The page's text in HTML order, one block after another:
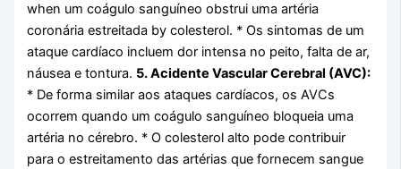
when um coágulo sanguíneo obstrui uma artéria
coronária estreitada by colesterol. * Os sintomas de um
ataque cardíaco incluem dor intensa no peito, falta de ar,
náusea e tontura. 5. Acidente Vascular Cerebral (AVC):
* De forma similar aos ataques cardíacos, os AVCs
ocorrem quando um coágulo sanguíneo bloqueia uma
artéria no cérebro. * O colesterol alto pode contribuir
para o estreitamento das artérias que fornecem sangue